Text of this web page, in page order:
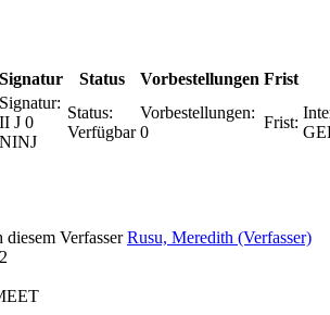
Signatur Status Vorbestellungen Frist
Signatur:
II J 0
NINJ
Status:
Verfügbar
Vorbestellungen:
0
Frist:
diesem Verfasser Rusu, Meredith (Verfasser)
2